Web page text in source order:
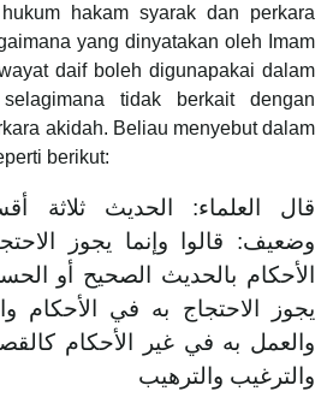
hakam syarak dan perkara
yang dinyatakan oleh Imam
daif boleh digunapakai dalam
tidak berkait dengan
akidah. Beliau menyebut dalam
berikut:
قال العلماء: الحديث
وضعيف: قالوا وإنما يجوز
الأحكام بالحديث الصحيح أو
يجوز الاحتجاج به في الأحكام
والعمل به في غير الأحكام
والترغيب والترهيب